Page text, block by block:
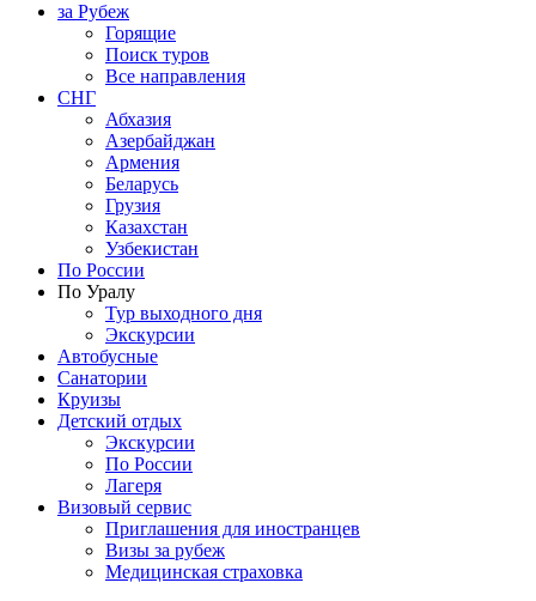
за Рубеж
Горящие
Поиск туров
Все направления
СНГ
Абхазия
Азербайджан
Армения
Беларусь
Грузия
Казахстан
Узбекистан
По России
По Уралу
Тур выходного дня
Экскурсии
Автобусные
Санатории
Круизы
Детский отдых
Экскурсии
По России
Лагеря
Визовый сервис
Приглашения для иностранцев
Визы за рубеж
Медицинская страховка